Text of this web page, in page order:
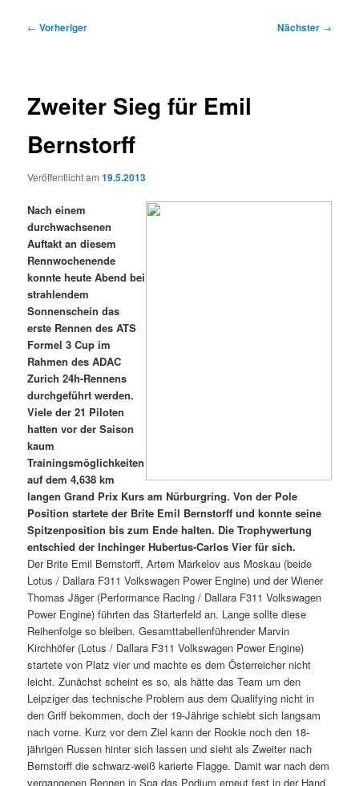
Beitragsnavigation
← Vorheriger Nächster →
Zweiter Sieg für Emil
Bernstorff
Veröffentlicht am19.5.2013
Nach einem
durchwachsenen
Auftakt an diesem
Rennwochenende
konnte heute Abend bei
strahlendem
Sonnenschein das
erste Rennen des ATS
Formel 3 Cup im
Rahmen des ADAC
Zurich 24h-Rennens
durchgeführt werden.
Viele der 21 Piloten
hatten vor der Saison
kaum
Trainingsmöglichkeiten
auf dem 4,638 km
langen Grand Prix Kurs am Nürburgring. Von der Pole
Position startete der Brite Emil Bernstorff und konnte seine
Spitzenposition bis zum Ende halten. Die Trophywertung
entschied der Inchinger Hubertus-Carlos Vier für sich.
Der Brite Emil Bernstorff, Artem Markelov aus Moskau (beide
Lotus / Dallara F311 Volkswagen Power Engine) und der Wiener
Thomas Jäger (Performance Racing / Dallara F311 Volkswagen
Power Engine) führten das Starterfeld an. Lange sollte diese
Reihenfolge so bleiben. Gesamttabellenführender Marvin
Kirchhöfer (Lotus / Dallara F311 Volkswagen Power Engine)
startete von Platz vier und machte es dem Österreicher nicht
leicht. Zunächst scheint es so, als hätte das Team um den
Leipziger das technische Problem aus dem Qualifying nicht in
den Griff bekommen, doch der 19-Jährige schiebt sich langsam
nach vorne. Kurz vor dem Ziel kann der Rookie noch den 18-
jährigen Russen hinter sich lassen und sieht als Zweiter nach
Bernstorff die schwarz-weiß karierte Flagge. Damit war nach dem
vergangenen Rennen in Spa das Podium erneut fest in der Hand